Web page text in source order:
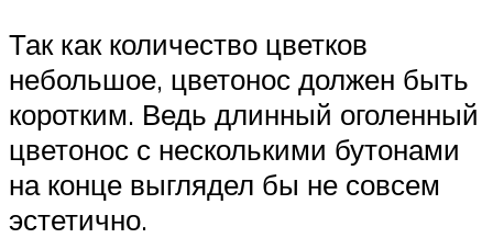
Так как количество цветков
небольшое, цветонос должен быть
коротким. Ведь длинный оголенный
цветонос с несколькими бутонами
на конце выглядел бы не совсем
эстетично.